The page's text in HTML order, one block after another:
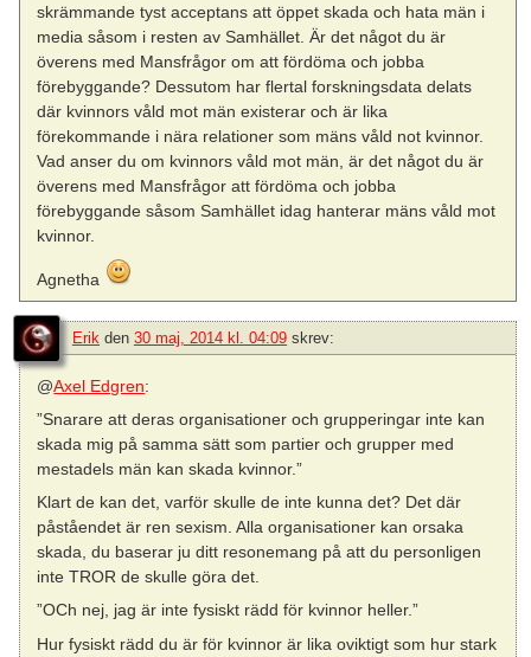
skrämmande tyst acceptans att öppet skada och hata män i
media såsom i resten av Samhället. Är det något du är
överens med Mansfrågor om att fördöma och jobba
förebyggande? Dessutom har flertal forskningsdata delats
där kvinnors våld mot män existerar och är lika
förekommande i nära relationer som mäns våld not kvinnor.
Vad anser du om kvinnors våld mot män, är det något du är
överens med Mansfrågor att fördöma och jobba
förebyggande såsom Samhället idag hanterar mäns våld mot
kvinnor.
Agnetha
Erik den 30 maj, 2014 kl. 04:09 skrev:
@Axel Edgren:
”Snarare att deras organisationer och grupperingar inte kan
skada mig på samma sätt som partier och grupper med
mestadels män kan skada kvinnor.”
Klart de kan det, varför skulle de inte kunna det? Det där
påståendet är ren sexism. Alla organisationer kan orsaka
skada, du baserar ju ditt resonemang på att du personligen
inte TROR de skulle göra det.
”OCh nej, jag är inte fysiskt rädd för kvinnor heller.”
Hur fysiskt rädd du är för kvinnor är lika oviktigt som hur stark